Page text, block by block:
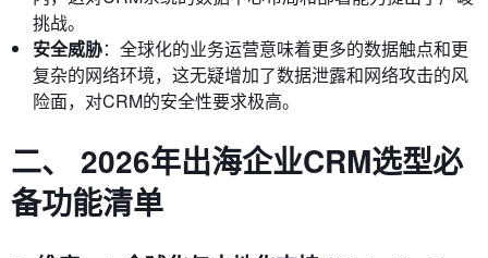
挑战。
安全威胁：全球化的业务运营意味着更多的数据触点和更
复杂的网络环境，这无疑增加了数据泄露和网络攻击的风
险面，对CRM的安全性要求极高。
二、 2026年出海企业CRM选型必
备功能清单